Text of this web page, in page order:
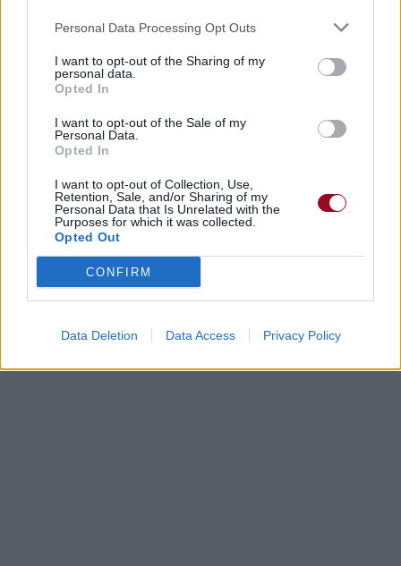
Personal Data Processing Opt Outs
I want to opt-out of the Sharing of my
personal data.
Opted In
I want to opt-out of the Sale of my
Personal Data.
Opted In
I want to opt-out of Collection, Use,
Retention, Sale, and/or Sharing of my
Personal Data that Is Unrelated with the
Purposes for which it was collected.
Opted Out
CONFIRM
Data Deletion Data Access Privacy Policy
Paroles + Traduction Téléchargement
Vidéos
Commentaires
Paroles + Traduction
Commentaires